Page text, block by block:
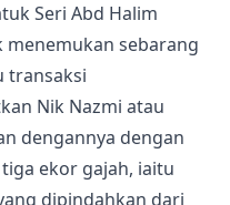
Seri Abd Halim
menemukan sebarang
transaksi
Nik Nazmi atau
dengannya dengan
ekor gajah, iaitu
dipindahkan dari